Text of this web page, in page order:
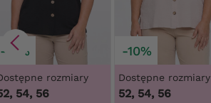
-10%
rozmiary
54, 56
-10%
Dostępne rozmiary
52, 54, 56